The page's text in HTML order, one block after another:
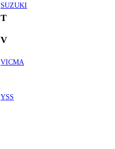
SUZUKI
T
V
VICMA
YSS